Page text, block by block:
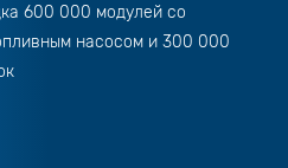
600 000 модулей со
насосом и 300 000